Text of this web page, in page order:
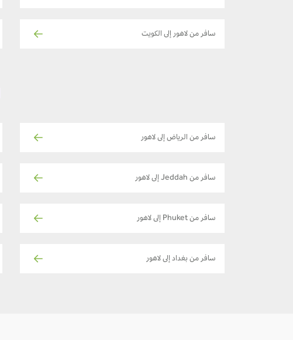
سافر من لاهور إلى الكويت
سافر من الرياض إلى لاهور
سافر من Jeddah إلى لاهور
سافر من Phuket إلى لاهور
سافر من بغداد إلى لاهور